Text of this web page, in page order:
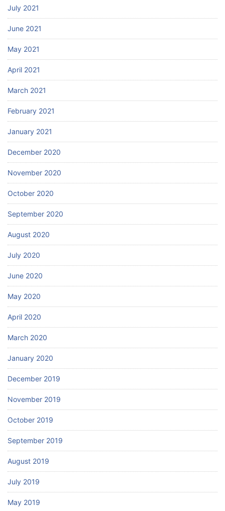
July 2021
June 2021
May 2021
April 2021
March 2021
February 2021
January 2021
December 2020
November 2020
October 2020
September 2020
August 2020
July 2020
June 2020
May 2020
April 2020
March 2020
January 2020
December 2019
November 2019
October 2019
September 2019
August 2019
July 2019
May 2019